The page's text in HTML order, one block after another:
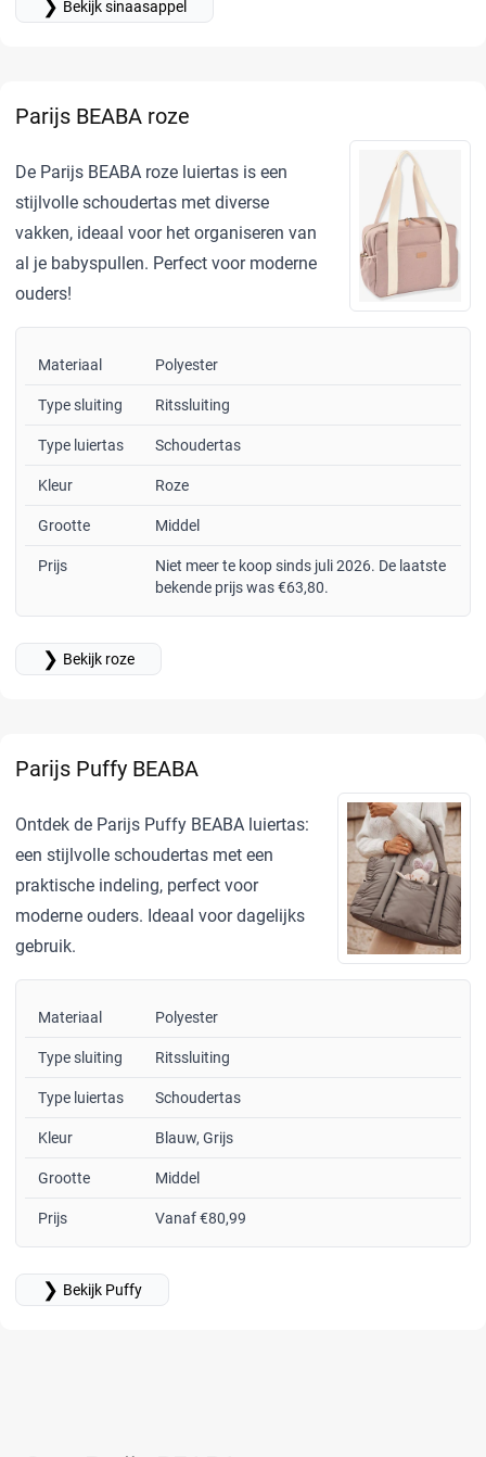
❯ Bekijk sinaasappel
Parijs BEABA roze
De Parijs BEABA roze luiertas is een
stijlvolle schoudertas met diverse
vakken, ideaal voor het organiseren van
al je babyspullen. Perfect voor moderne
ouders!
Materiaal Polyester
Type sluiting Ritssluiting
Type luiertas Schoudertas
Kleur Roze
Grootte Middel
Prijs
Niet meer te koop sinds juli 2026. De laatste
bekende prijs was €63,80.
❯ Bekijk roze
Parijs Puffy BEABA
Ontdek de Parijs Puffy BEABA luiertas:
een stijlvolle schoudertas met een
praktische indeling, perfect voor
moderne ouders. Ideaal voor dagelijks
gebruik.
Materiaal Polyester
Type sluiting Ritssluiting
Type luiertas Schoudertas
Kleur Blauw, Grijs
Grootte Middel
Prijs Vanaf €80,99
❯ Bekijk Puffy